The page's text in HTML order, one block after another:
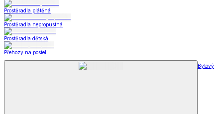
Prostěradla plátěná
Prostěradla nepropustná
Prostěradla dětská
Přehozy na postel
Bytový